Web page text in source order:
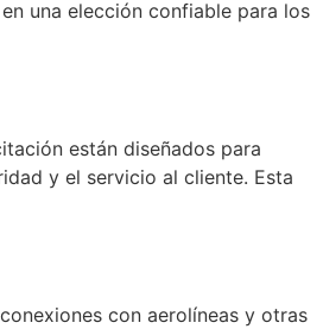
una elección confiable para los
están diseñados para
y el servicio al cliente. Esta
con aerolíneas y otras